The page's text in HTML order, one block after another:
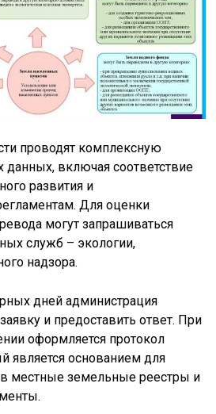
проводят комплексную
данных, включая соответствие
развития и
Для оценки
могут запрашиваться
служб – экологии,
надзора.
дней администрация
и предоставить ответ. При
оформляется протокол
является основанием для
местные земельные реестры и